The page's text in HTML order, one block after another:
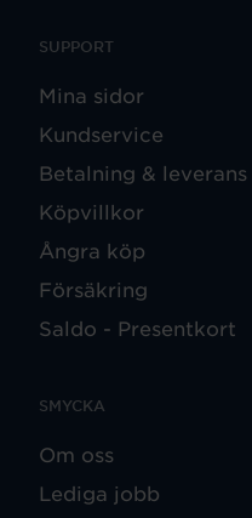
SUPPORT
Mina sidor
Kundservice
Betalning & leverans
Köpvillkor
Ångra köp
Försäkring
Saldo - Presentkort
SMYCKA
Om oss
Lediga jobb